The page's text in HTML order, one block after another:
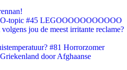
topic #45 LEGOOOOOOOOOOO
jou de meest irritante reclame?
#81 Horrorzomer
door Afghaanse